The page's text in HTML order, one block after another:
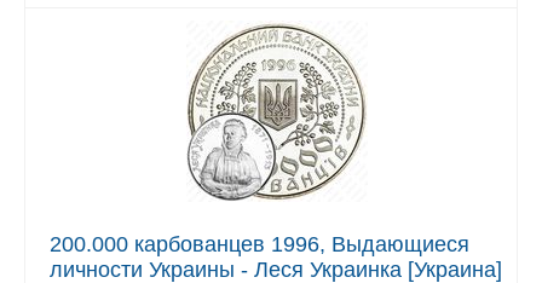
200.000 карбованцев 1996, Выдающиеся
личности Украины - Леся Украинка [Украина]